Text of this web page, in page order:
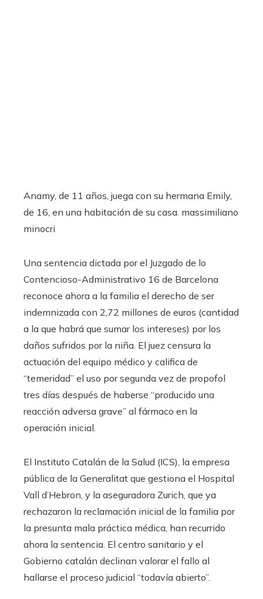
Anamy, de 11 años, juega con su hermana Emily,
de 16, en una habitación de su casa. massimiliano
minocri
Una sentencia dictada por el Juzgado de lo
Contencioso-Administrativo 16 de Barcelona
reconoce ahora a la familia el derecho de ser
indemnizada con 2,72 millones de euros (cantidad
a la que habrá que sumar los intereses) por los
daños sufridos por la niña. El juez censura la
actuación del equipo médico y califica de
“temeridad” el uso por segunda vez de propofol
tres días después de haberse “producido una
reacción adversa grave” al fármaco en la
operación inicial.
El Instituto Catalán de la Salud (ICS), la empresa
pública de la Generalitat que gestiona el Hospital
Vall d’Hebron, y la aseguradora Zurich, que ya
rechazaron la reclamación inicial de la familia por
la presunta mala práctica médica, han recurrido
ahora la sentencia. El centro sanitario y el
Gobierno catalán declinan valorar el fallo al
hallarse el proceso judicial “todavía abierto”.